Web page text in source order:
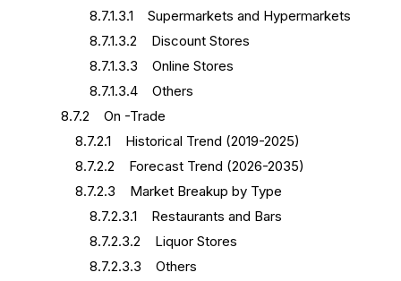
8.7.1.3.1 Supermarkets and Hypermarkets
8.7.1.3.2 Discount Stores
8.7.1.3.3 Online Stores
8.7.1.3.4 Others
8.7.2 On -Trade
8.7.2.1 Historical Trend (2019-2025)
8.7.2.2 Forecast Trend (2026-2035)
8.7.2.3 Market Breakup by Type
8.7.2.3.1 Restaurants and Bars
8.7.2.3.2 Liquor Stores
8.7.2.3.3 Others